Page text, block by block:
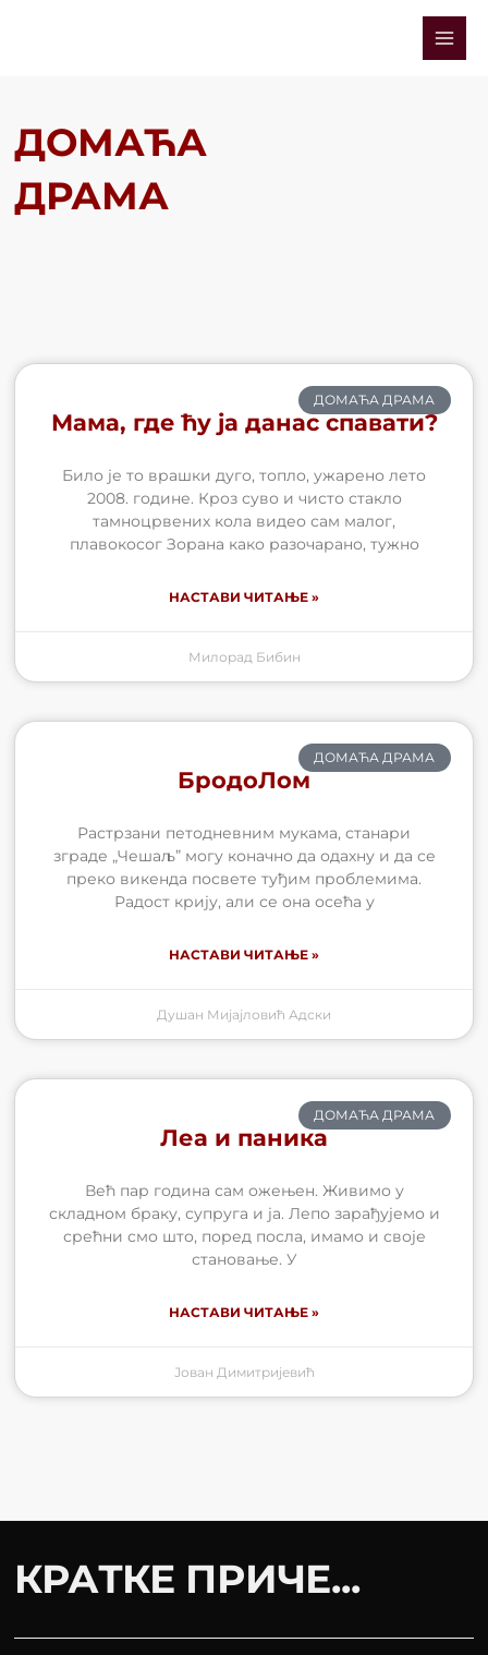
Main
ДОМАЋА
ДРАМА
ДОМАЋА ДРАМА
Мама, где ћу ја данас спавати?
Било је то врашки дуго, топло, ужарено лето
2008. године. Кроз суво и чисто стакло
тамноцрвених кола видео сам малог,
плавокосог Зорана како разочарано, тужно
НАСТАВИ ЧИТАЊЕ »
Милорад Бибин
ДОМАЋА ДРАМА
БродоЛом
Растрзани петодневним мукама, станари
зграде „Чешаљ” могу коначно да одахну и да се
преко викенда посвете туђим проблемима.
Радост крију, али се она осећа у
НАСТАВИ ЧИТАЊЕ »
Душан Мијајловић Адски
ДОМАЋА ДРАМА
Леа и паника
Већ пар година сам ожењен. Живимо у
складном браку, супруга и ја. Лепо зарађујемо и
срећни смо што, поред посла, имамо и своје
становање. У
НАСТАВИ ЧИТАЊЕ »
Јован Димитријевић
КРАТКЕ ПРИЧЕ...